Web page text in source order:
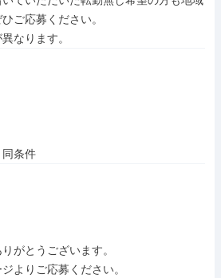
ご応募ください。
なります。
条件
がとうございます。
よりご応募ください。